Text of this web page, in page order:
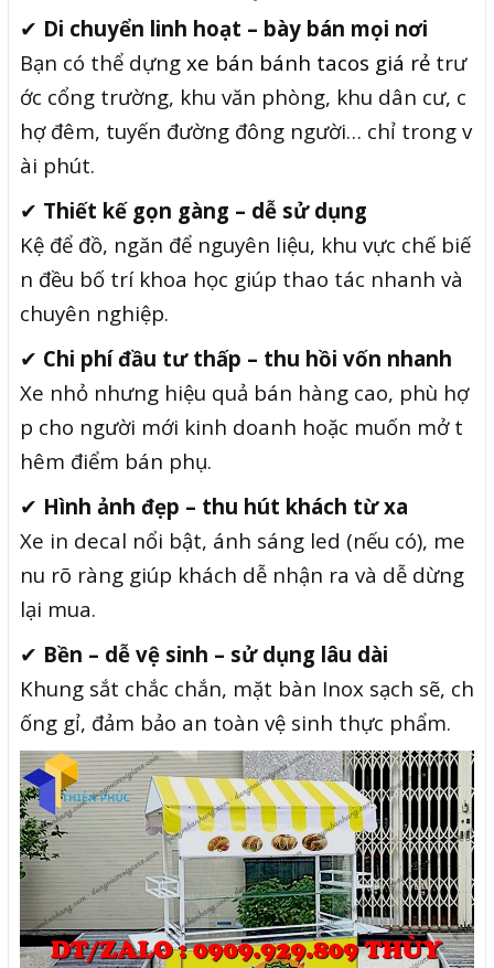
✔ Di chuyển linh hoạt – bày bán mọi nơi
Bạn có thể dựng xe bán bánh tacos giá rẻ trư
ớc cổng trường, khu văn phòng, khu dân cư, c
hợ đêm, tuyến đường đông người… chỉ trong v
ài phút.
✔ Thiết kế gọn gàng – dễ sử dụng
Kệ để đồ, ngăn để nguyên liệu, khu vực chế biế
n đều bố trí khoa học giúp thao tác nhanh và
chuyên nghiệp.
✔ Chi phí đầu tư thấp – thu hồi vốn nhanh
Xe nhỏ nhưng hiệu quả bán hàng cao, phù hợ
p cho người mới kinh doanh hoặc muốn mở t
hêm điểm bán phụ.
✔ Hình ảnh đẹp – thu hút khách từ xa
Xe in decal nổi bật, ánh sáng led (nếu có), me
nu rõ ràng giúp khách dễ nhận ra và dễ dừng
lại mua.
✔ Bền – dễ vệ sinh – sử dụng lâu dài
Khung sắt chắc chắn, mặt bàn Inox sạch sẽ, ch
ống gỉ, đảm bảo an toàn vệ sinh thực phẩm.